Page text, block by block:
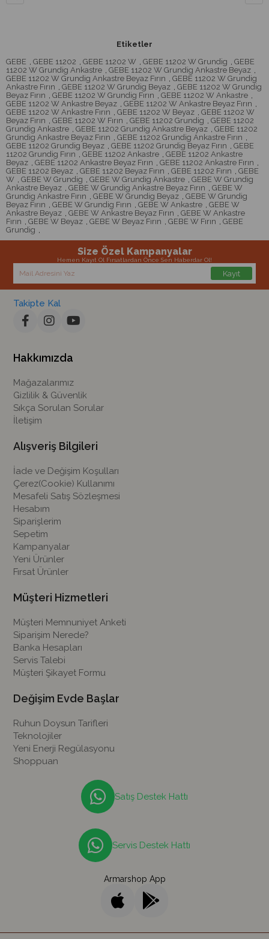
Etiketler
GEBE , GEBE 11202 , GEBE 11202 W , GEBE 11202 W Grundig , GEBE
11202 W Grundig Ankastre , GEBE 11202 W Grundig Ankastre Beyaz ,
GEBE 11202 W Grundig Ankastre Beyaz Fırın , GEBE 11202 W Grundig
Ankastre Fırın , GEBE 11202 W Grundig Beyaz , GEBE 11202 W Grundig
Beyaz Fırın , GEBE 11202 W Grundig Fırın , GEBE 11202 W Ankastre ,
GEBE 11202 W Ankastre Beyaz , GEBE 11202 W Ankastre Beyaz Fırın ,
GEBE 11202 W Ankastre Fırın , GEBE 11202 W Beyaz , GEBE 11202 W
Beyaz Fırın , GEBE 11202 W Fırın , GEBE 11202 Grundig , GEBE 11202
Grundig Ankastre , GEBE 11202 Grundig Ankastre Beyaz , GEBE 11202
Grundig Ankastre Beyaz Fırın , GEBE 11202 Grundig Ankastre Fırın ,
GEBE 11202 Grundig Beyaz , GEBE 11202 Grundig Beyaz Fırın , GEBE
11202 Grundig Fırın , GEBE 11202 Ankastre , GEBE 11202 Ankastre
Beyaz , GEBE 11202 Ankastre Beyaz Fırın , GEBE 11202 Ankastre Fırın ,
GEBE 11202 Beyaz , GEBE 11202 Beyaz Fırın , GEBE 11202 Fırın , GEBE
W , GEBE W Grundig , GEBE W Grundig Ankastre , GEBE W Grundig
Ankastre Beyaz , GEBE W Grundig Ankastre Beyaz Fırın , GEBE W
Grundig Ankastre Fırın , GEBE W Grundig Beyaz , GEBE W Grundig
Beyaz Fırın , GEBE W Grundig Fırın , GEBE W Ankastre , GEBE W
Ankastre Beyaz , GEBE W Ankastre Beyaz Fırın , GEBE W Ankastre
Fırın , GEBE W Beyaz , GEBE W Beyaz Fırın , GEBE W Fırın , GEBE
Grundig ,
Size Özel Kampanyalar
Hemen Kayıt Ol Fırsatlardan Önce Sen Haberdar Ol!
Kayıt
Takipte Kal
Hakkımızda
Mağazalarımız
Gizlilik & Güvenlik
Sıkça Sorulan Sorular
İletişim
Alışveriş Bilgileri
İade ve Değişim Koşulları
Çerez(Cookie) Kullanımı
Mesafeli Satış Sözleşmesi
Hesabım
Siparişlerim
Sepetim
Kampanyalar
Yeni Ürünler
Fırsat Ürünler
Müşteri Hizmetleri
Müşteri Memnuniyet Anketi
Siparişim Nerede?
Banka Hesapları
Servis Talebi
Müşteri Şikayet Formu
Değişim Evde Başlar
Ruhun Doysun Tarifleri
Teknolojiler
Yeni Enerji Regülasyonu
Shoppuan
Satış Destek Hattı
Servis Destek Hattı
Armarshop App